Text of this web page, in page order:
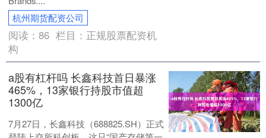
杭州期货配资公司
阅读：86 栏目： 正规股票配资机
构
a股有杠杆吗 长鑫科技首日暴涨
465%，13家银行持股市值超
1300亿
7月27日，长鑫科技（688825.SH）正式